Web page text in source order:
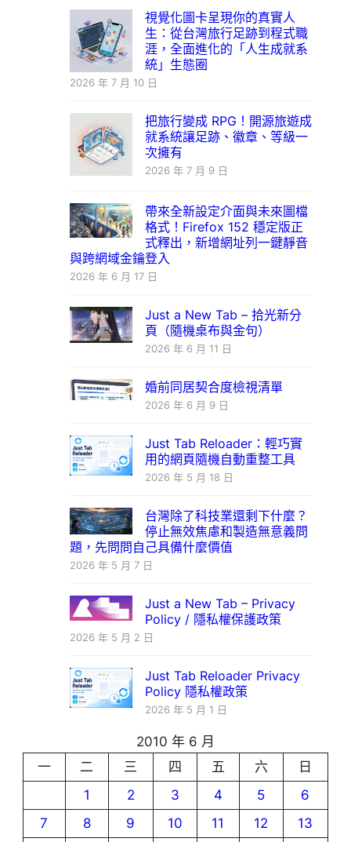
視覺化圖卡呈現你的真實人
生：從台灣旅行足跡到程式職
涯，全面進化的「人生成就系
統」生態圈
2026 年 7 月 10 日
把旅行變成 RPG！開源旅遊成
就系統讓足跡、徽章、等級一
次擁有
2026 年 7 月 9 日
帶來全新設定介面與未來圖檔
格式！Firefox 152 穩定版正
式釋出，新增網址列一鍵靜音
與跨網域金鑰登入
2026 年 6 月 17 日
Just a New Tab – 拾光新分
頁（隨機桌布與金句）
2026 年 6 月 11 日
婚前同居契合度檢視清單
2026 年 6 月 9 日
Just Tab Reloader：輕巧實
用的網頁隨機自動重整工具
2026 年 5 月 18 日
台灣除了科技業還剩下什麼？
停止無效焦慮和製造無意義問
題，先問問自己具備什麼價值
2026 年 5 月 7 日
Just a New Tab – Privacy
Policy / 隱私權保護政策
2026 年 5 月 2 日
Just Tab Reloader Privacy
Policy 隱私權政策
2026 年 5 月 1 日
2010 年 6 月
一
二 三 四 五 六
日
1
2 3 4 5
6
7
8 9 10 11 12 13